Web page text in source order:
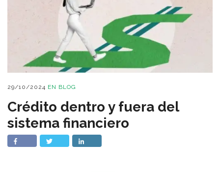
29/10/2024 EN BLOG
Crédito dentro y fuera del
sistema financiero